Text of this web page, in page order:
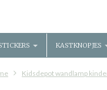
KASTKNOPJES
Kidsdepot wandlamp